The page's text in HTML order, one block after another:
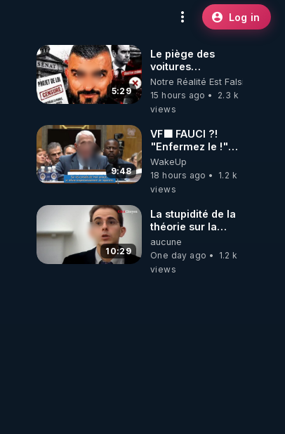
Log in
5:29
Le piège des
voitures
électriques se
referme sur les
usagers !
Notre Réalité Est Falsifiée Et
15 hours ago
2.3 k
views
9:48
VF🟩 FAUCI ?!
"Enfermez le !"
(Lock him up!) -
Quartz Traduction
WakeUp
18 hours ago
1.2 k
views
10:29
La stupidité de la
théorie sur la
responsabilité de
l’homme
concernant le
aucune
One day ago
1.2 k
views